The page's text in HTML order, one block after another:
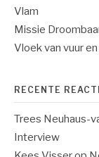
Vlam
Missie
Vloek van vuur
RECENTE
Trees Neuhaus-
Interview